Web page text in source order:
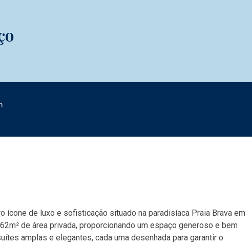
ícone de luxo e sofisticação situado na paradisíaca Praia Brava em
de área privada, proporcionando um espaço generoso e bem
amplas e elegantes, cada uma desenhada para garantir o